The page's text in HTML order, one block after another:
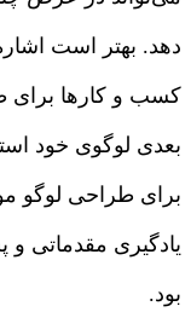
دهد. بهتر است
کسب و کارها برای
بعدی لوگوی خود
برای طراحی لوگو
یادگیری مقدماتی و
بود.